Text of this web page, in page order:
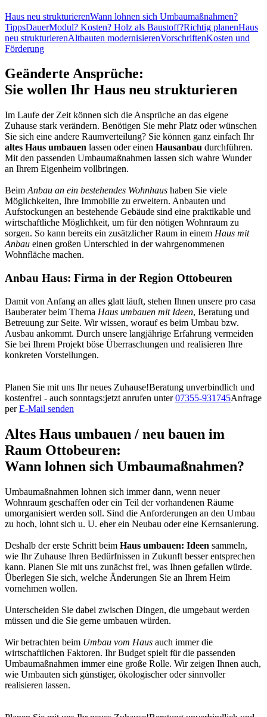
Haus neu strukturierenWann lohnen sich Umbaumaßnahmen?
TippsDauerModul? Kosten? Holz als Baustoff?Richtig planenHaus
neu strukturierenAltbauten modernisierenVorschriftenKosten und
Förderung
Geänderte Ansprüche:
Sie wollen Ihr Haus neu strukturieren
Im Laufe der Zeit können sich die Ansprüche an das eigene
Zuhause stark verändern. Benötigen Sie mehr Platz oder wünschen
Sie sich eine andere Raumverteilung? Sie können ganz einfach Ihr
altes Haus umbauen lassen oder einen Hausanbau durchführen.
Mit den passenden Umbaumaßnahmen lassen sich wahre Wunder
an Ihrem Eigenheim vollbringen.
Beim Anbau an ein bestehendes Wohnhaus haben Sie viele
Möglichkeiten, Ihre Immobilie zu erweitern. Anbauten und
Aufstockungen an bestehende Gebäude sind eine praktikable und
wirtschaftliche Möglichkeit, um für den nötigen Wohnraum zu
sorgen. So kann bereits ein zusätzlicher Raum in einem Haus mit
Anbau einen großen Unterschied in der wahrgenommenen
Wohnfläche machen.
Anbau Haus: Firma in der Region Ottobeuren
Damit von Anfang an alles glatt läuft, stehen Ihnen unsere pro casa
Bauberater beim Thema Haus umbauen mit Ideen, Beratung und
Betreuung zur Seite. Wir wissen, worauf es beim Umbau bzw.
Ausbau ankommt. Durch unsere langjährige Erfahrung vermeiden
Sie bei Ihrem Projekt böse Überraschungen und realisieren Ihre
konkreten Vorstellungen.
Planen Sie mit uns Ihr neues Zuhause!Beratung unverbindlich und
kostenfrei - auch sonntags:jetzt anrufen unter07355-931745Anfrage
perE-Mail senden
Altes Haus umbauen / neu bauen im
Raum Ottobeuren:
Wann lohnen sich Umbaumaßnahmen?
Umbaumaßnahmen lohnen sich immer dann, wenn neuer
Wohnraum geschaffen oder ein Teil der vorhandenen Räume
umorganisiert werden soll. Sind die Anforderungen an den Umbau
zu hoch, lohnt sich u. U. eher ein Neubau oder eine Kernsanierung.
Deshalb der erste Schritt beim Haus umbauen: Ideen sammeln,
wie Ihr Zuhause Ihren Bedürfnissen in Zukunft besser entsprechen
kann. Planen Sie mit uns zunächst frei, was Ihnen gefallen würde.
Überlegen Sie sich, welche Änderungen Sie an Ihrem Heim
vornehmen wollen.
Unterscheiden Sie dabei zwischen Dingen, die umgebaut werden
müssen und die Sie gerne umbauen würden.
Wir betrachten beim Umbau vom Haus auch immer die
wirtschaftlichen Faktoren. Ihr Budget spielt für die passenden
Umbaumaßnahmen immer eine große Rolle. Wir zeigen Ihnen auch,
wie Umbauten sich günstiger, ökologischer oder sinnvoller
realisieren lassen.